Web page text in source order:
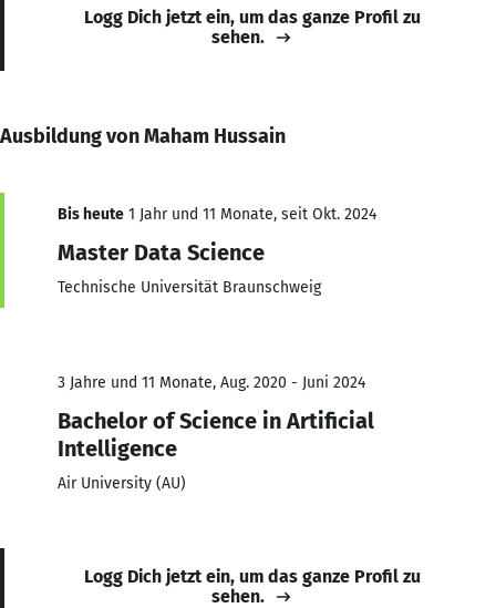
Logg Dich jetzt ein, um das ganze Profil zu
sehen.
Ausbildung von Maham Hussain
Bis heute 1 Jahr und 11 Monate, seit Okt. 2024
Master Data Science
Technische Universität Braunschweig
3 Jahre und 11 Monate, Aug. 2020 - Juni 2024
Bachelor of Science in Artificial
Intelligence
Air University (AU)
Logg Dich jetzt ein, um das ganze Profil zu
sehen.